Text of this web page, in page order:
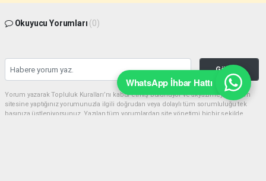
Okuyucu Yorumları (0)
Gönder
Yorum yazarak Topluluk Kuralları’nı kabul etmiş bulunuyor ve akyazimeydan.com
sitesine yaptığınız yorumunuzla ilgili doğrudan veya dolaylı tüm sorumluluğu tek
başınıza üstleniyorsunuz. Yazılan tüm yorumlardan site yönetimi hiçbir şekilde
WhatsApp İhbar Hattı